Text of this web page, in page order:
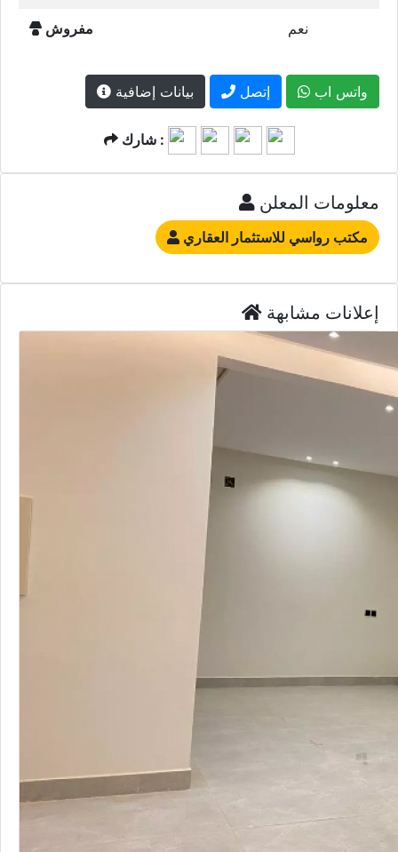
مفروش نعم
بيانات إضافية إتصل واتس اب
شارك :
معلومات المعلن
مكتب رواسي للاستثمار العقاري
إعلانات مشابهة